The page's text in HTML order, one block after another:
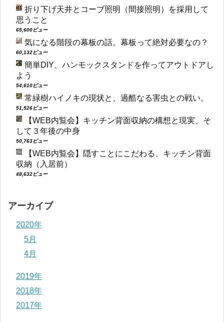
折り下げ天井とコーブ照明（間接照明）を採用して
思うこと
65,600ビュー
気になる階段の幕板の話。幕板って絶対必要なの？
60,132ビュー
簡単DIY、ハンモックスタンドを作ってアウトドアし
よう
54,610ビュー
常緑樹ハイノキの現状と、過酷なる害虫との戦い。
51,526ビュー
【WEB内覧会】キッチン背面収納の構想と現実、そ
して３年後の中身
50,763ビュー
【WEB内覧会】隠すことにこだわる、キッチン背面
収納（入居前）
48,632ビュー
アーカイブ
2020年
5月
4月
2019年
2018年
2017年